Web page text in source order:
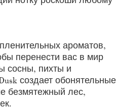
ароматов,
перенести вас в мир
сосны, пихты и
создает обонятельные
безмятежный лес,